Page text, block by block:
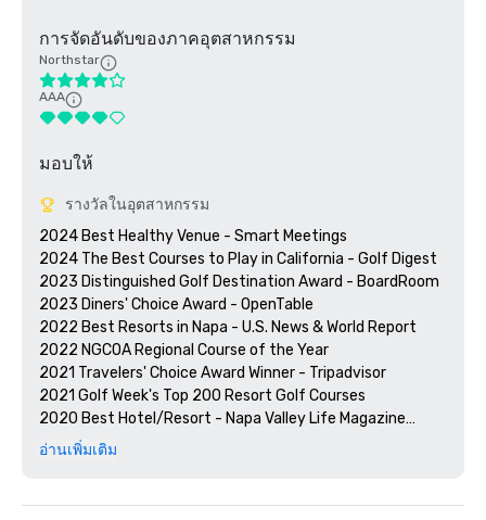
การจัดอันดับของภาคอุตสาหกรรม
Northstar
AAA
มอบให้
รางวัลในอุตสาหกรรม
2024 Best Healthy Venue - Smart Meetings
2024 The Best Courses to Play in California - Golf Digest
2023 Distinguished Golf Destination Award - BoardRoom
2023 Diners' Choice Award - OpenTable
2022 Best Resorts in Napa - U.S. News & World Report
2022 NGCOA Regional Course of the Year
2021 Travelers' Choice Award Winner - Tripadvisor
2021 Golf Week's Top 200 Resort Golf Courses
2020 Best Hotel/Resort - Napa Valley Life Magazine
2020 Travelers' Choice Award - Tripadvisor
2018 & 2019 TripAdvisor Certificate of Excellence
อ่านเพิ่มเติม